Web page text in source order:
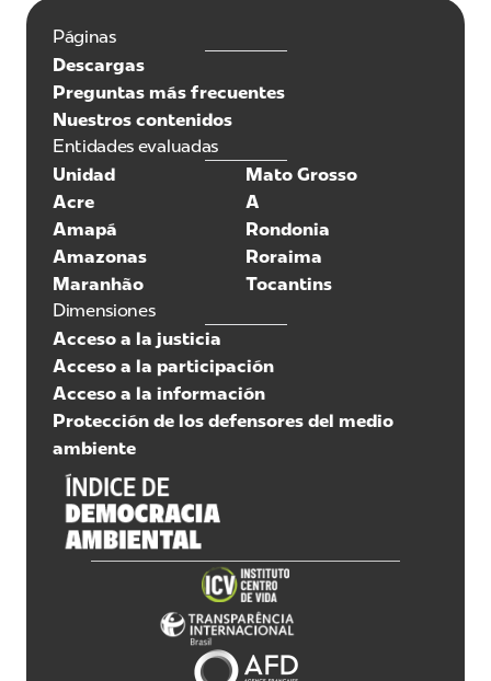
Páginas
Descargas
Preguntas más frecuentes
Nuestros contenidos
Entidades evaluadas
Unidad
Acre
Amapá
Amazonas
Maranhão
Mato Grosso
A
Rondonia
Roraima
Tocantins
Dimensiones
Acceso a la justicia
Acceso a la participación
Acceso a la información
Protección de los defensores del medio
ambiente